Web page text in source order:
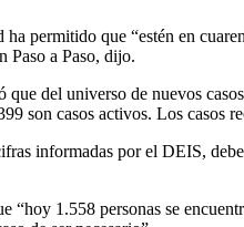
permitido que “estén en
Paso a Paso, dijo.
del universo de nuevos
son casos activos. Los casos
informadas por el DEIS,
1.558 personas se